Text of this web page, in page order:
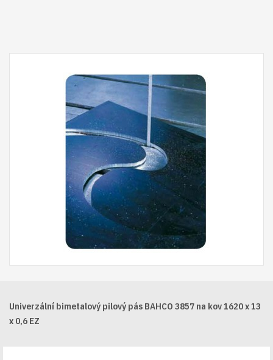
Univerzální bimetalový pilový pás BAHCO 3857 na kov 1620 x 13
x 0,6 EZ